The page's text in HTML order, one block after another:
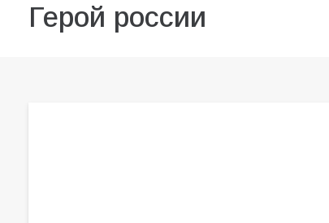
Герой россии